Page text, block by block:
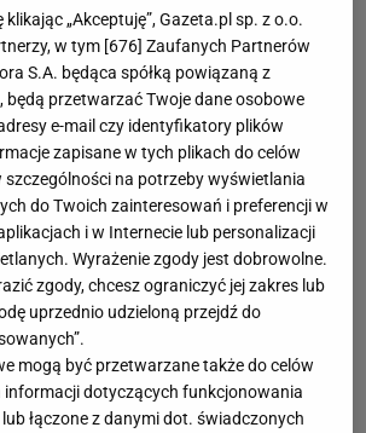
testy we Włoszech i w Lechu
związał się z Jagiellonią
spędził cztery lata i otrzymał nawet
Jagiellonii rozegrał prawie sto
solidnym ligowcem. Dzięki czemu
do Włoch. Najpierw związał się z
ale od 2016 roku gra w Serie A
przed otrzymaniem polskiego
wyraził chęć gry w reprezentacji
pierwsze powołanie otrzymał 6
już tydzień później selekcjoner Adam
„Akceptuję”, Gazeta.pl sp. z o.o.
w tym [676] Zaufanych Partnerów
S.A. będąca spółką powiązaną z
będą przetwarzać Twoje dane osobowe
e-mail czy identyfikatory plików
zapisane w tych plikach do celów
na potrzeby wyświetlania
do Twoich zainteresowań i preferencji w
i w Internecie lub personalizacji
Wyrażenie zgody jest dobrowolne.
zgody, chcesz ograniczyć jej zakres lub
uprzednio udzieloną przejdź do
mogą być przetwarzane także do celów
informacji dotyczących funkcjonowania
łączone z danymi dot. świadczonych